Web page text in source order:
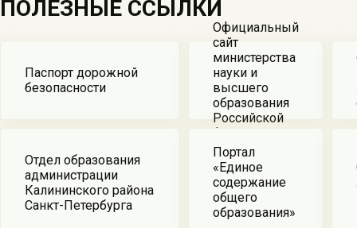
ПОЛЕЗНЫЕ ССЫЛКИ
Паспорт дорожной
безопасности
Официальный
сайт
министерства
науки и
высшего
образования
Российской
Отдел образования
администрации
Калининского района
Санкт-Петербурга
Портал
«Единое
содержание
общего
образования»